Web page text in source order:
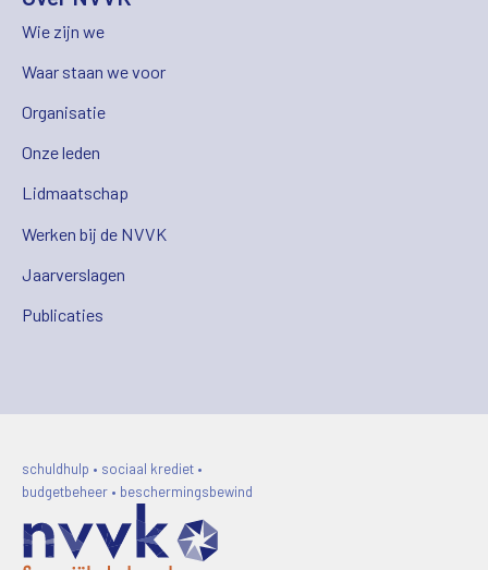
Wie zijn we
Waar staan we voor
Organisatie
Onze leden
Lidmaatschap
Werken bij de NVVK
Jaarverslagen
Publicaties
schuldhulp • sociaal krediet •
budgetbeheer • beschermingsbewind